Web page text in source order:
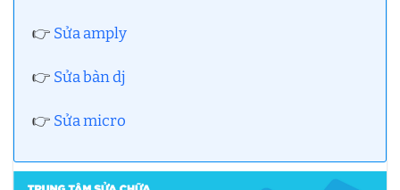
👉 Sửa amply
👉 Sửa bàn dj
👉 Sửa micro